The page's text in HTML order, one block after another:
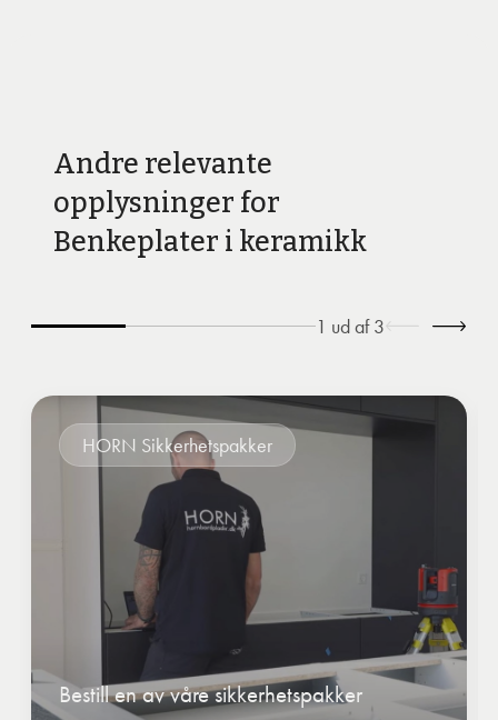
Andre relevante
opplysninger for
Benkeplater i keramikk
1 ud af3
HORN Sikkerhetspakker
Bestill en av våre sikkerhetspakker